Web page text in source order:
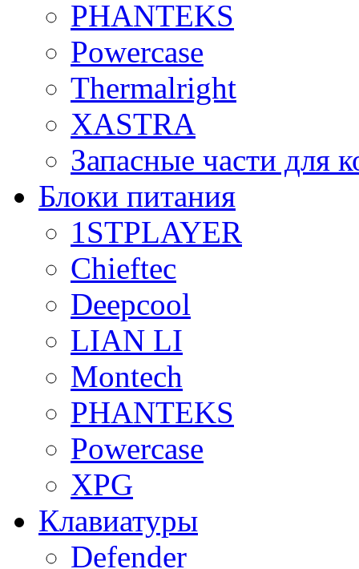
PHANTEKS
Powercase
Thermalright
XASTRA
Запасные части для
Блоки питания
1STPLAYER
Chieftec
Deepcool
LIAN LI
Montech
PHANTEKS
Powercase
XPG
Клавиатуры
Defender